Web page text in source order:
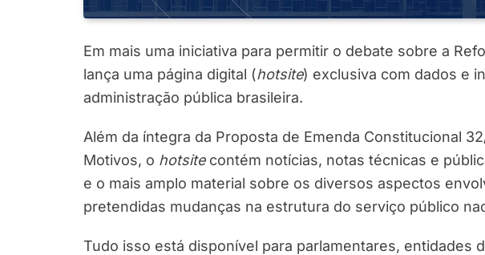
Em mais uma iniciativa para permitir o debate sobre a
lança uma página digital (hotsite) exclusiva com dados e
administração pública brasileira.
Além da íntegra da Proposta de Emenda Constitucional
Motivos, o hotsitecontém notícias, notas técnicas e
e o mais amplo material sobre os diversos aspectos
pretendidas mudanças na estrutura do serviço público
Tudo isso está disponível para parlamentares, entidades